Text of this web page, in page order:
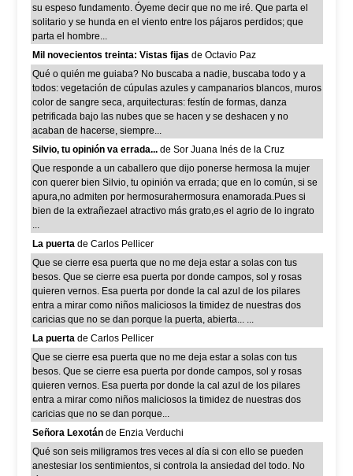
su espeso fundamento. Óyeme decir que no me iré. Que parta el
solitario y se hunda en el viento entre los pájaros perdidos; que
parta el hombre...
Mil novecientos treinta: Vistas fijas de Octavio Paz
Qué o quién me guiaba? No buscaba a nadie, buscaba todo y a
todos: vegetación de cúpulas azules y campanarios blancos, muros
color de sangre seca, arquitecturas: festín de formas, danza
petrificada bajo las nubes que se hacen y se deshacen y no
acaban de hacerse, siempre...
Silvio, tu opinión va errada... de Sor Juana Inés de la Cruz
Que responde a un caballero que dijo ponerse hermosa la mujer
con querer bien Silvio, tu opinión va errada; que en lo común, si se
apura,no admiten por hermosurahermosura enamorada.Pues si
bien de la extrañezael atractivo más grato,es el agrio de lo ingrato
...
La puerta de Carlos Pellicer
Que se cierre esa puerta que no me deja estar a solas con tus
besos. Que se cierre esa puerta por donde campos, sol y rosas
quieren vernos. Esa puerta por donde la cal azul de los pilares
entra a mirar como niños maliciosos la timidez de nuestras dos
caricias que no se dan porque la puerta, abierta... ...
La puerta de Carlos Pellicer
Que se cierre esa puerta que no me deja estar a solas con tus
besos. Que se cierre esa puerta por donde campos, sol y rosas
quieren vernos. Esa puerta por donde la cal azul de los pilares
entra a mirar como niños maliciosos la timidez de nuestras dos
caricias que no se dan porque...
Señora Lexotán de Enzia Verduchi
Qué son seis miligramos tres veces al día si con ello se pueden
anestesiar los sentimientos, si controla la ansiedad del todo. No